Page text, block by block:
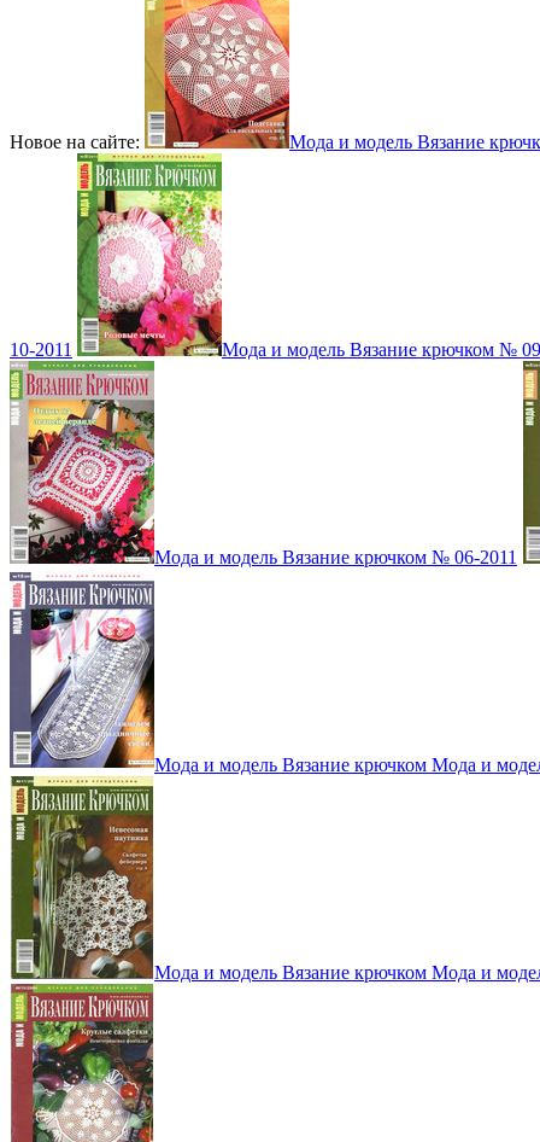
Новое на сайте: Мода и модель Вязание
10-2011 Мода и модель Вязание крючком №
Мода и модель Вязание крючком № 06-2011
Мода и модель Вязание крючком Мода и
Мода и модель Вязание крючком Мода и